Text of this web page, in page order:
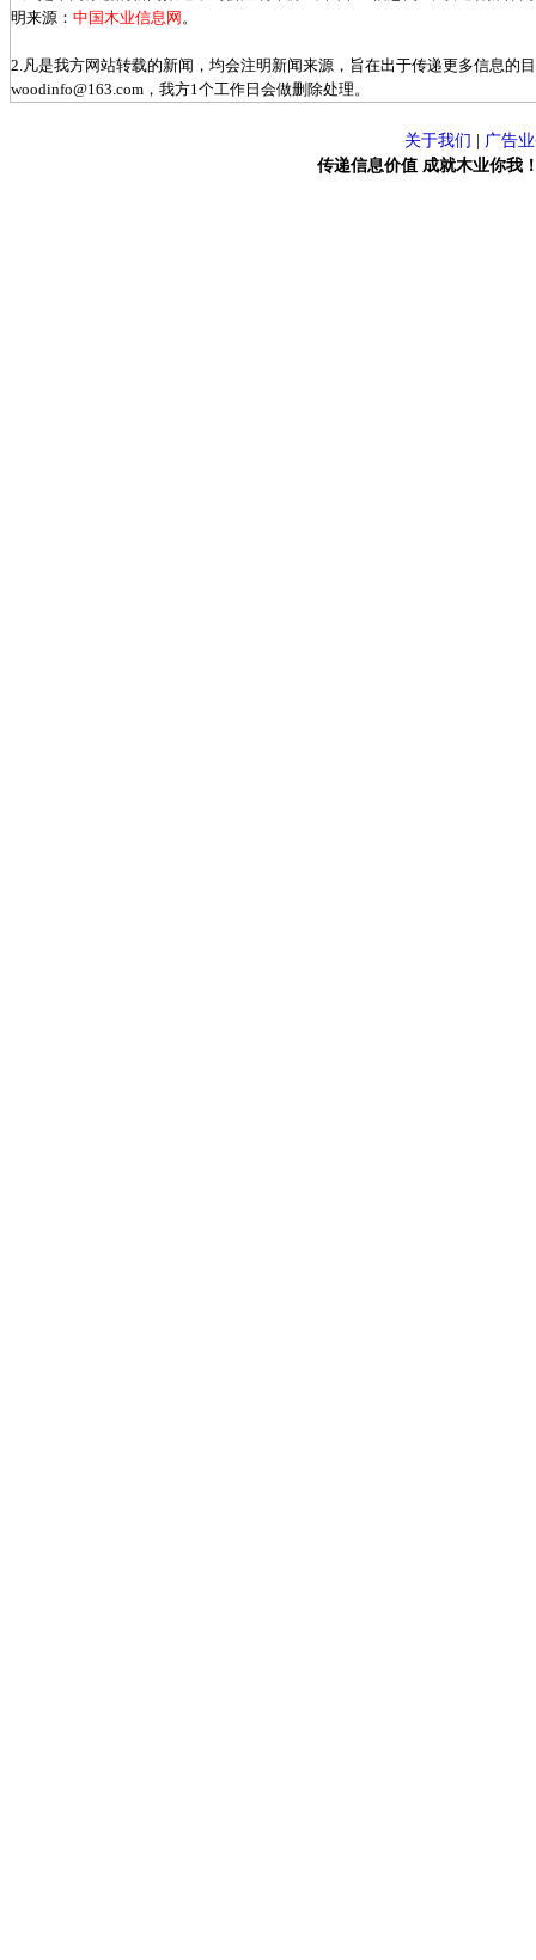
明来源： 中国木业信息网 。
2.凡是我方网站转载的新闻，均会注明新闻来源，旨在出于传递更多信息的
woodinfo@163.com，我方1个工作日会做删除处理。
关于我们
广告
传递信息价值 成就木业你我